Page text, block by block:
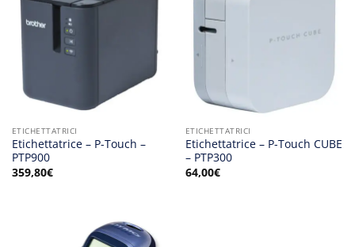
ETICHETTATRICI
Etichettatrice – P-Touch –
PTP900
359,80€
ETICHETTATRICI
Etichettatrice – P-Touch CUBE
– PTP300
64,00€